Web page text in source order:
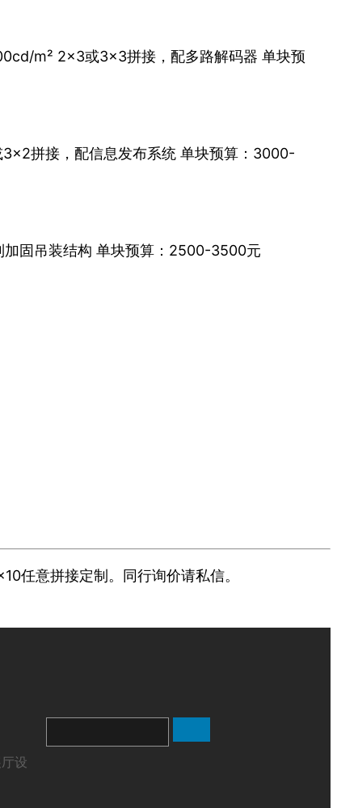
m² 2×3或3×3拼接，配多路解码器 单块预
拼接，配信息发布系统 单块预算：3000-
固吊装结构 单块预算：2500-3500元
任意拼接定制。同行询价请私信。
设
索